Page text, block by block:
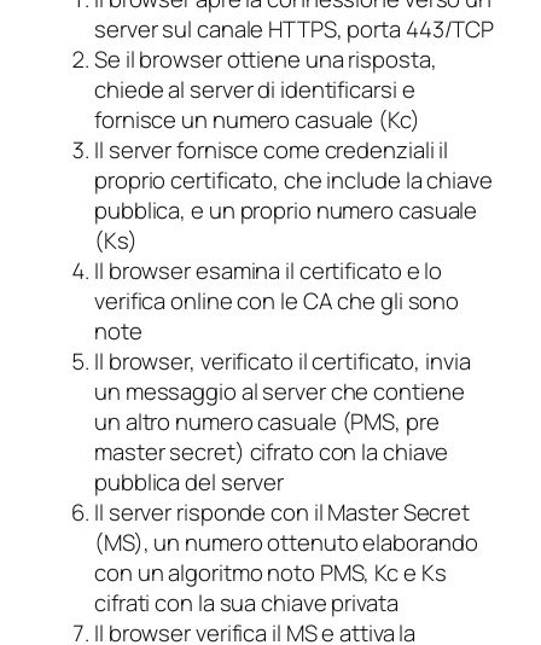
server sul canale HTTPS, porta 443/TCP
Se il browser ottiene una risposta,
chiede al server di identificarsi e
fornisce un numero casuale (Kc)
Il server fornisce come credenziali il
proprio certificato, che include la chiave
pubblica, e un proprio numero casuale
(Ks)
Il browser esamina il certificato e lo
verifica online con le CA che gli sono
note
Il browser, verificato il certificato, invia
un messaggio al server che contiene
un altro numero casuale (PMS, pre
master secret) cifrato con la chiave
pubblica del server
Il server risponde con il Master Secret
(MS), un numero ottenuto elaborando
con un algoritmo noto PMS, Kc e Ks
cifrati con la sua chiave privata
Il browser verifica il MS e attiva la